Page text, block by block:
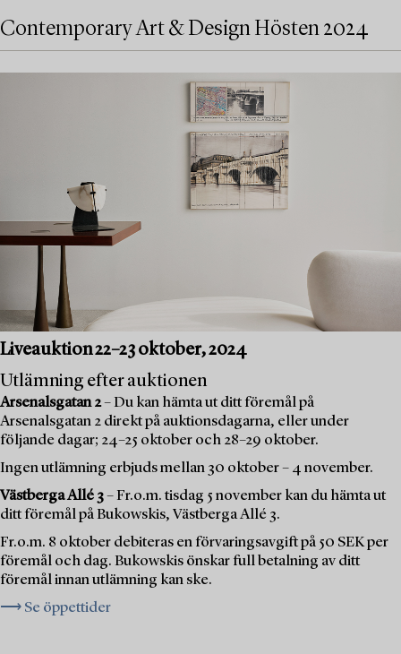
Contemporary Art & Design Hösten 2024
Liveauktion 22–23 oktober, 2024
Utlämning efter auktionen
Arsenalsgatan 2– Du kan hämta ut ditt föremål på
Arsenalsgatan 2 direkt på auktionsdagarna, eller under
följande dagar; 24–25 oktober och 28–29 oktober.
Ingen utlämning erbjuds mellan 30 oktober – 4 november.
Västberga Allé 3– Fr.o.m. tisdag 5 november kan du hämta ut
ditt föremål på Bukowskis, Västberga Allé 3.
Fr.o.m. 8 oktober debiteras en förvaringsavgift på 50 SEK per
föremål och dag. Bukowskis önskar full betalning av ditt
föremål innan utlämning kan ske.
⟶ Se öppettider